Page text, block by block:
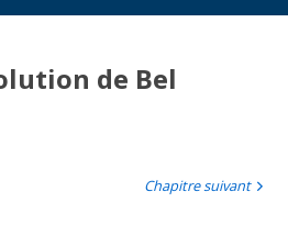
de Bel
Chapitre suivant